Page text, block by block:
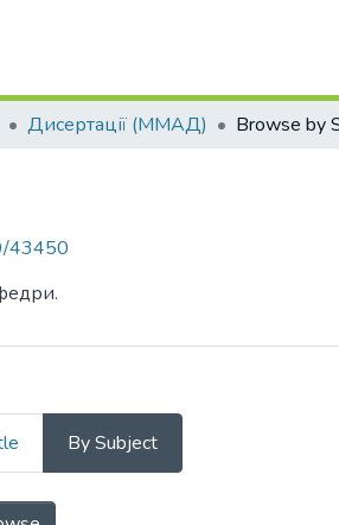
Дисертації (ММАД) Browse by
43450
By Subject